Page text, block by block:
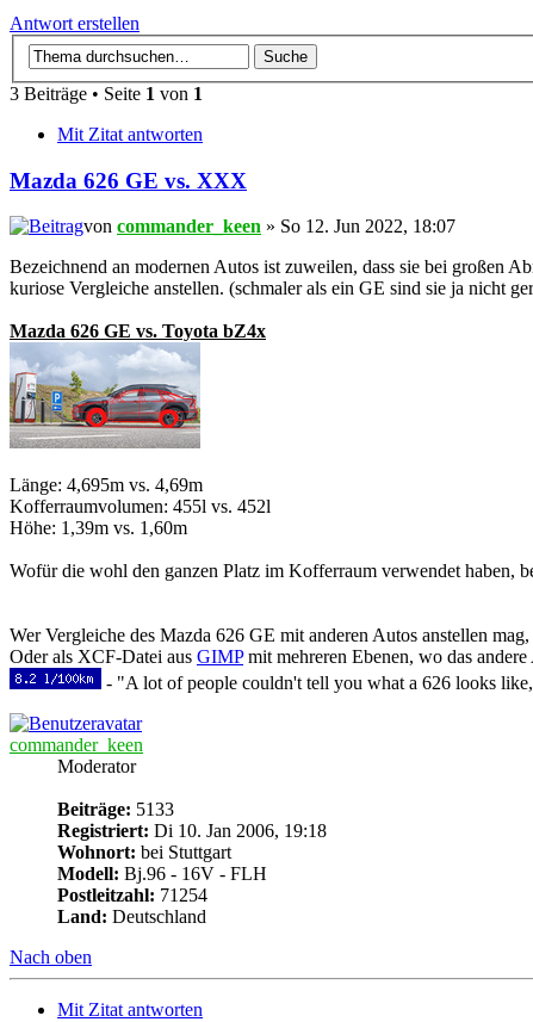
Antwort erstellen
3 Beiträge • Seite 1 von 1
Mit Zitat antworten
Mazda 626 GE vs. XXX
von commander_keen » So 12. Jun 2022, 18:07
Bezeichnend an modernen Autos ist zuweilen, dass sie bei großen
kuriose Vergleiche anstellen. (schmaler als ein GE sind sie ja nicht
Mazda 626 GE vs. Toyota bZ4x
Länge: 4,695m vs. 4,69m
Kofferraumvolumen: 455l vs. 452l
Höhe: 1,39m vs. 1,60m
Wofür die wohl den ganzen Platz im Kofferraum verwendet haben,
Wer Vergleiche des Mazda 626 GE mit anderen Autos anstellen
Oder als XCF-Datei aus GIMPmit mehreren Ebenen, wo das
- "A lot of people couldn't tell you what a 626 looks
commander_keen
Moderator
Beiträge: 5133
Registriert: Di 10. Jan 2006, 19:18
Wohnort: bei Stuttgart
Modell: Bj.96 - 16V - FLH
Postleitzahl: 71254
Land: Deutschland
Nach oben
Mit Zitat antworten